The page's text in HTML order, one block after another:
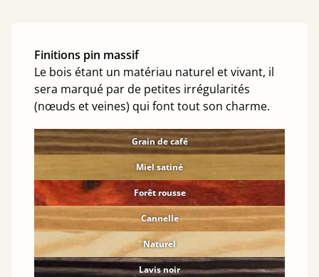
Finitions pin massif
Le bois étant un matériau naturel et vivant, il
sera marqué par de petites irrégularités
(nœuds et veines) qui font tout son charme.
Grain de café
Miel satiné
Forêt rousse
Cannelle
Naturel
Lavis noir